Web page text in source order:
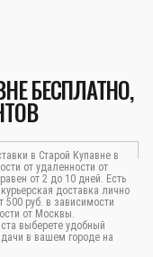
БЕСПЛАТНО,
в Старой Купавне в
от удаленности от
от 2 до 10 дней. Есть
доставка лично
500 руб. в зависимости
от Москвы.
выберете удобный
в вашем городе на